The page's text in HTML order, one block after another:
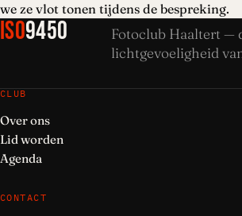
we ze vlot tonen tijdens de bespreking.
ISO9450
Fotoclub Haaltert —
lichtgevoeligheid
CLUB
Over ons
Lid worden
Agenda
CONTACT